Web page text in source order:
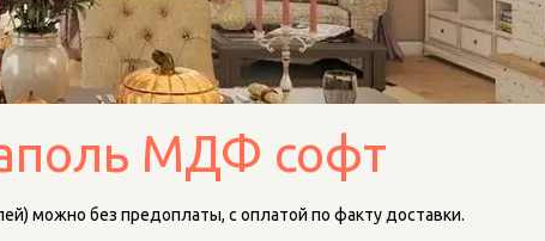
МДФ софт
можно без предоплаты, с оплатой по факту доставки.